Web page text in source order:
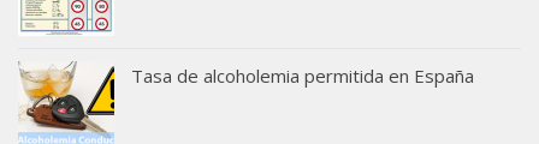
Tasa de alcoholemia permitida en España